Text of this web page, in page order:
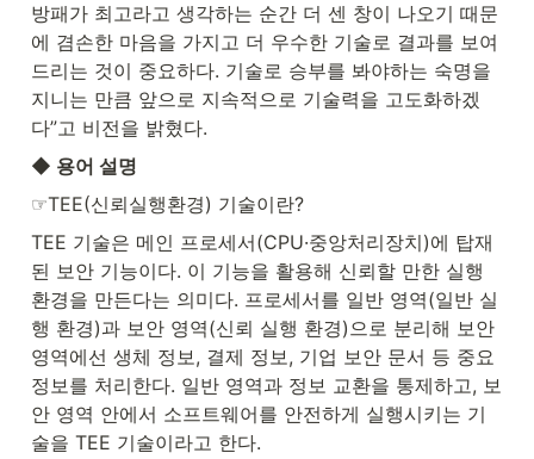
방패가 최고라고 생각하는 순간 더 센 창이 나오기 때문
에 겸손한 마음을 가지고 더 우수한 기술로 결과를 보여
드리는 것이 중요하다. 기술로 승부를 봐야하는 숙명을
지니는 만큼 앞으로 지속적으로 기술력을 고도화하겠
다”고 비전을 밝혔다.
◆ 용어 설명
☞TEE(신뢰실행환경) 기술이란?
TEE 기술은 메인 프로세서(CPU·중앙처리장치)에 탑재
된 보안 기능이다. 이 기능을 활용해 신뢰할 만한 실행
환경을 만든다는 의미다. 프로세서를 일반 영역(일반 실
행 환경)과 보안 영역(신뢰 실행 환경)으로 분리해 보안
영역에선 생체 정보, 결제 정보, 기업 보안 문서 등 중요
정보를 처리한다. 일반 영역과 정보 교환을 통제하고, 보
안 영역 안에서 소프트웨어를 안전하게 실행시키는 기
술을 TEE 기술이라고 한다.